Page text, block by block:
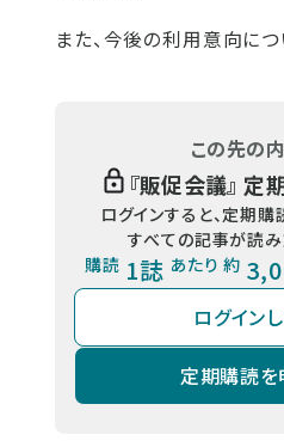
また、今後の利用意向に
この先の
『販促会議』 定
ログインすると、定期購
すべての記事が読み
購読 1誌 あたり 約
ログイン
定期購読を